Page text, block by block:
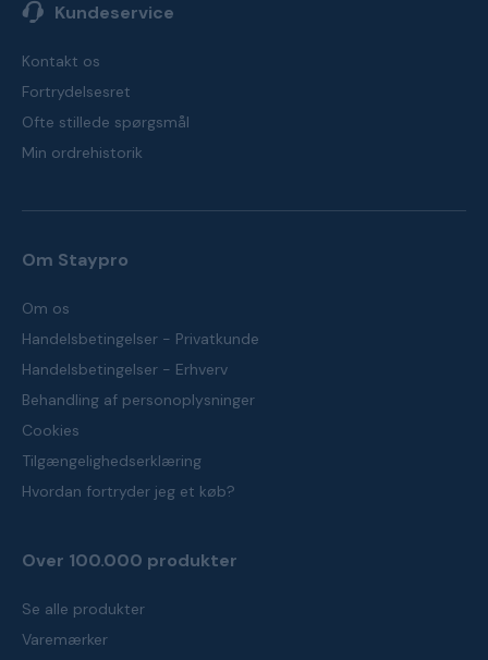
Kundeservice
Kontakt os
Fortrydelsesret
Ofte stillede spørgsmål
Min ordrehistorik
Om Staypro
Om os
Handelsbetingelser - Privatkunde
Handelsbetingelser - Erhverv
Behandling af personoplysninger
Cookies
Tilgængelighedserklæring
Hvordan fortryder jeg et køb?
Over 100.000 produkter
Se alle produkter
Varemærker